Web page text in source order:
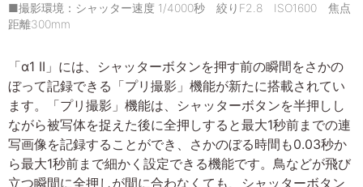
■撮影環境：シャッター速度 1/4000秒 絞りF2.8 ISO1600 焦点
距離300mm
「α1 II」には、シャッターボタンを押す前の瞬間をさかの
ぼって記録できる「プリ撮影」機能が新たに搭載されてい
ます。「プリ撮影」機能は、シャッターボタンを半押しし
ながら被写体を捉えた後に全押しすると最大1秒前までの連
写画像を記録することができ、さかのぼる時間も0.03秒か
ら最大1秒前まで細かく設定できる機能です。鳥などが飛び
立つ瞬間に全押しが間に合わなくても、シャッターボタン